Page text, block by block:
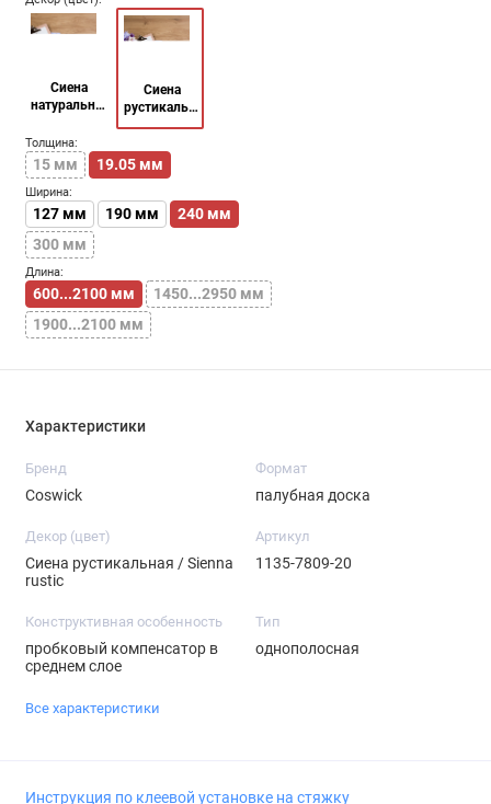
Характеристики
Бренд
Coswick
Формат
палубная доска
Декор (цвет)
Сиена рустикальная / Sienna
rustic
Артикул
1135-7809-20
Конструктивная особенность
пробковый компенсатор в
среднем слое
Тип
однополосная
Все характеристики
Сиена
натуральная
Сиена
рустикальная
/ Sienna
Толщина:
15 мм 19.05 мм
Ширина:
127 мм 190 мм
240 мм
300 мм
Длина:
600...2100 мм
1450...2950 мм
1900...2100 мм
Инструкция по клеевой установке на стяжку